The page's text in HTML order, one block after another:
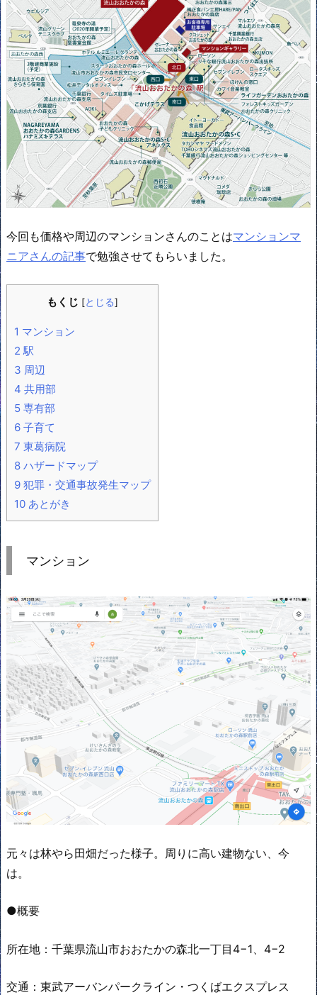
今回も価格や周辺のマンションさんのことはマンションマ
ニアさんの記事で勉強させてもらいました。
もくじ [とじる]
1 マンション
2 駅
3 周辺
4 共用部
5 専有部
6 子育て
7 東葛病院
8 ハザードマップ
9 犯罪・交通事故発生マップ
10 あとがき
マンション
元々は林やら田畑だった様子。周りに高い建物ない、今
は。
●概要
所在地：千葉県流山市おおたかの森北一丁目4−1、4−2
交通：東武アーバンパークライン・つくばエクスプレス